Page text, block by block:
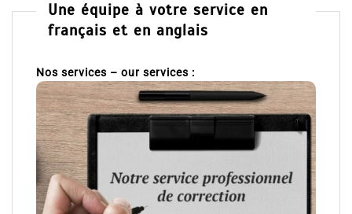
Une équipe à votre service en
français et en anglais
Nos services – our services :